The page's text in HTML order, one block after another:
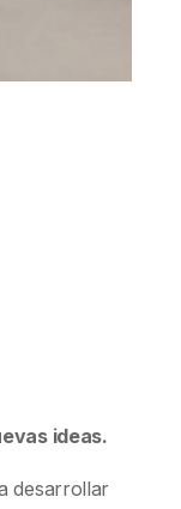
ideas.
desarrollar